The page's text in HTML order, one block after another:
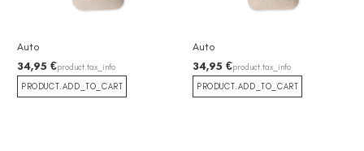
Auto
34,95 €product.tax_info
PRODUCT.ADD_TO_CART
Auto
34,95 €product.tax_info
PRODUCT.ADD_TO_CART